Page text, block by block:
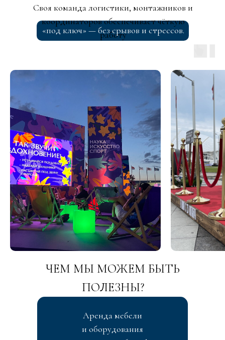
Своя команда логистики, монтажников и
координаторов обеспечивает чёткую
работу
«под ключ» — без срывов и стрессов.
ЧЕМ МЫ МОЖЕМ БЫТЬ
ПОЛЕЗНЫ?
Аренда мебели
и оборудования